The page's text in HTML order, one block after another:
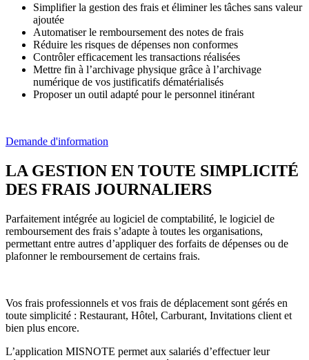
Simplifier la gestion des frais et éliminer les tâches sans valeur
ajoutée
Automatiser le remboursement des notes de frais
Réduire les risques de dépenses non conformes
Contrôler efficacement les transactions réalisées
Mettre fin à l’archivage physique grâce à l’archivage
numérique de vos justificatifs dématérialisés
Proposer un outil adapté pour le personnel itinérant
Demande d'information
LA GESTION EN TOUTE SIMPLICITÉ
DES FRAIS JOURNALIERS
Parfaitement intégrée au logiciel de comptabilité, le logiciel de
remboursement des frais s’adapte à toutes les organisations,
permettant entre autres d’appliquer des forfaits de dépenses ou de
plafonner le remboursement de certains frais.
Vos frais professionnels et vos frais de déplacement sont gérés en
toute simplicité : Restaurant, Hôtel, Carburant, Invitations client et
bien plus encore.
L’application MISNOTE permet aux salariés d’effectuer leur